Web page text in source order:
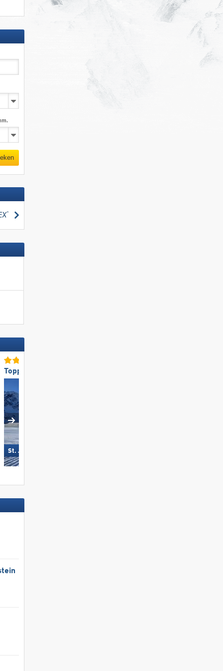
zoeken
Toppistepreparatie
St. Jakob im Defereggental